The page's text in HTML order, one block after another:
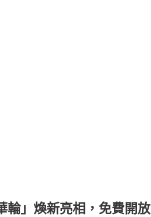
輪」煥新亮相，免費開放